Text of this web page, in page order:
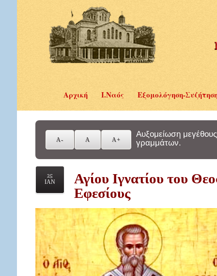
Αρχική Ι.Ναός Εξομολόγηση-
Αυξομείωση μεγέθους
γραμμάτων.
25
ΙΑΝ
Αγίου Ιγνατίου του
Εφεσίους